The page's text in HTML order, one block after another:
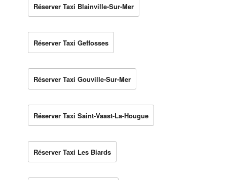
Réserver Taxi Blainville-Sur-Mer
Réserver Taxi Geffosses
Réserver Taxi Gouville-Sur-Mer
Réserver Taxi Saint-Vaast-La-Hougue
Réserver Taxi Les Biards